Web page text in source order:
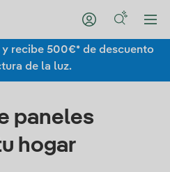
recibe 500€* de descuento
de la luz.
paneles
hogar